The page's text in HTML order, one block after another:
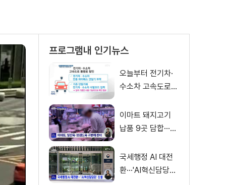
프로그램내 인기뉴스
오늘부터 전기차·
수소차 고속도로
이마트 돼지고기
납품 9곳 담합···과
국세행정 AI 대전
환···'AI혁신담당관'